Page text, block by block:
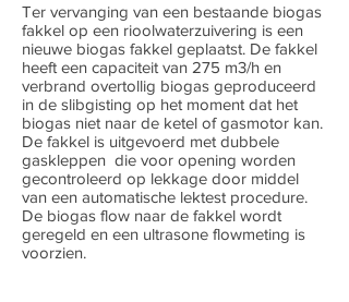
Ter vervanging van een bestaande biogas
fakkel op een rioolwaterzuivering is een
nieuwe biogas fakkel geplaatst. De fakkel
heeft een capaciteit van 275 m3/h en
verbrand overtollig biogas geproduceerd
in de slibgisting op het moment dat het
biogas niet naar de ketel of gasmotor kan.
De fakkel is uitgevoerd met dubbele
gaskleppen die voor opening worden
gecontroleerd op lekkage door middel
van een automatische lektest procedure.
De biogas flow naar de fakkel wordt
geregeld en een ultrasone flowmeting is
voorzien.